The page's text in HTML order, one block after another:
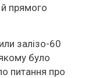
й прямого
залізо-60
було
питання про